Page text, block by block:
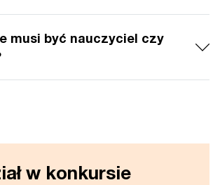
musi być nauczyciel czy
w konkursie